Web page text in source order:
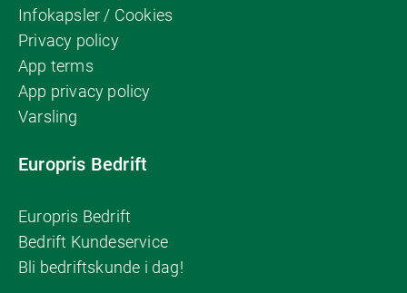
Infokapsler / Cookies
Privacy policy
App terms
App privacy policy
Varsling
Europris Bedrift
Europris Bedrift
Bedrift Kundeservice
Bli bedriftskunde i dag!